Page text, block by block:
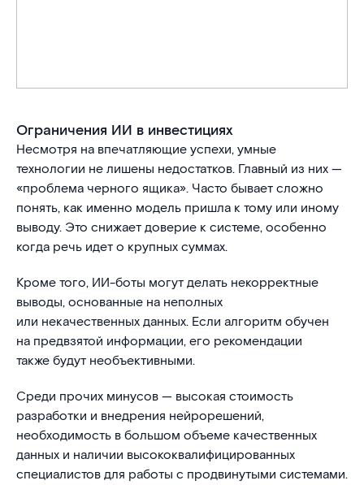
Ограничения ИИ в инвестициях
Несмотря на впечатляющие успехи, умные
технологии не лишены недостатков. Главный из них —
«проблема черного ящика». Часто бывает сложно
понять, как именно модель пришла к тому или иному
выводу. Это снижает доверие к системе, особенно
когда речь идет о крупных суммах.
Кроме того, ИИ-боты могут делать некорректные
выводы, основанные на неполных
или некачественных данных. Если алгоритм обучен
на предвзятой информации, его рекомендации
также будут необъективными.
Среди прочих минусов — высокая стоимость
разработки и внедрения нейрорешений,
необходимость в большом объеме качественных
данных и наличии высококвалифицированных
специалистов для работы с продвинутыми системами.